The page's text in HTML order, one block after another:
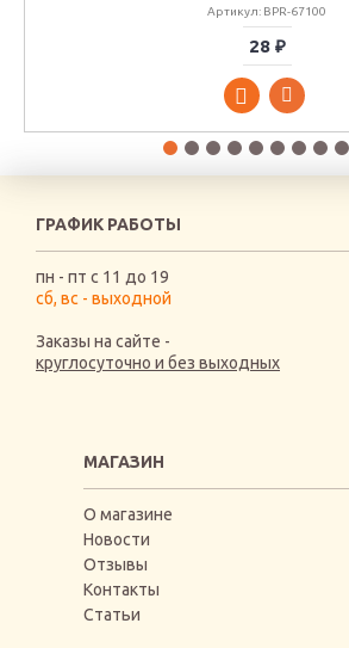
Артикул: BPR-67100
28 ₽
ГРАФИК РАБОТЫ
пн - пт с 11 до 19
сб, вс - выходной
Заказы на сайте -
круглосуточно и без выходных
МАГАЗИН
О магазине
Новости
Отзывы
Контакты
Статьи